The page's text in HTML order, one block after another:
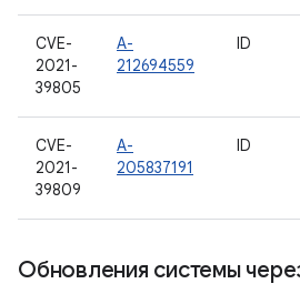
CVE-
2021-
39805
A-
212694559
ID
CVE-
2021-
39809
A-
205837191
ID
Обновления системы